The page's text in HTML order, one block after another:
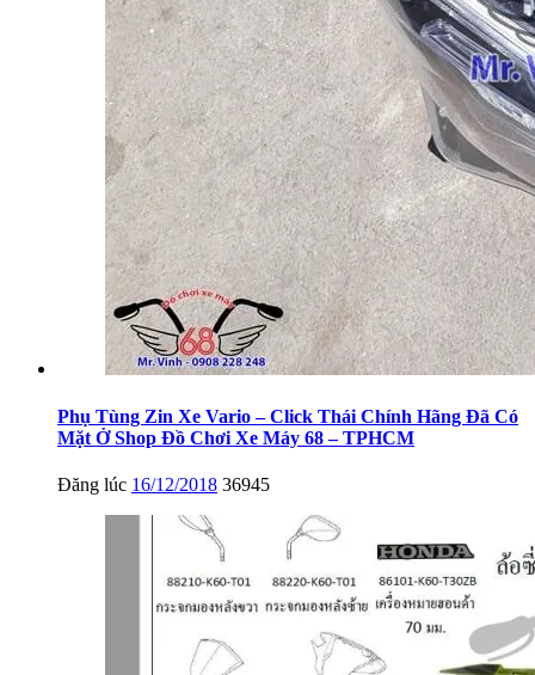
Phụ Tùng Zin Xe Vario – Click Thái Chính Hãng Đã Có
Mặt Ở Shop Đồ Chơi Xe Máy 68 – TPHCM
Đăng lúc 16/12/2018 36945